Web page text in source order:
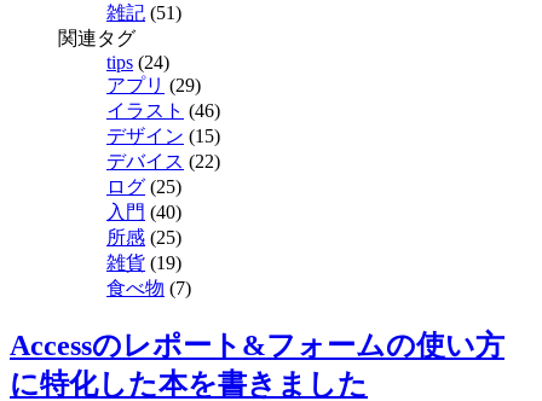
雑記 (51)
関連タグ
tips (24)
アプリ (29)
イラスト (46)
デザイン (15)
デバイス (22)
ログ (25)
入門 (40)
所感 (25)
雑貨 (19)
食べ物 (7)
Accessのレポート&フォームの使い方
に特化した本を書きました